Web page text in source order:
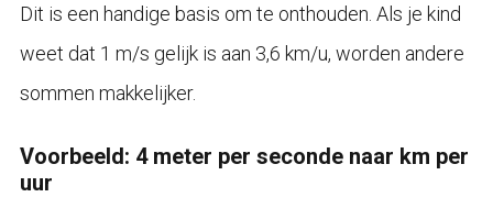
Dit is een handige basis om te onthouden. Als je kind
weet dat 1 m/s gelijk is aan 3,6 km/u, worden andere
sommen makkelijker.
Voorbeeld: 4 meter per seconde naar km per
uur